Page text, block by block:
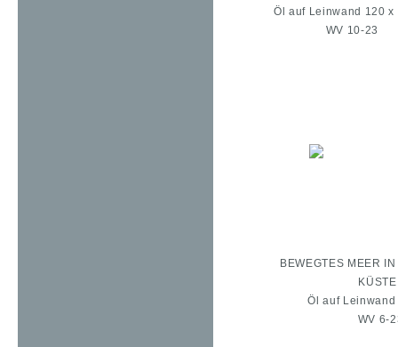
Öl auf Leinwand 120 x
WV 10-23
BEWEGTES MEER
Öl auf
WV 6-